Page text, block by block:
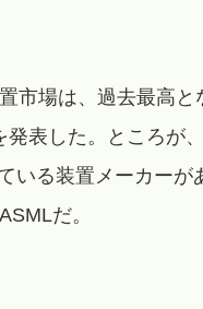
市場は、過去最高と
表した。ところが
いる装置メーカーが
だ。